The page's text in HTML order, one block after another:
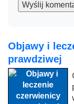
Wyślij
Objawy i
prawdziwej